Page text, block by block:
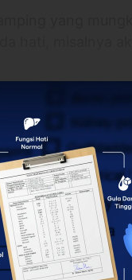
obatan kepada
membutuhkan
dan minum apa
obat-